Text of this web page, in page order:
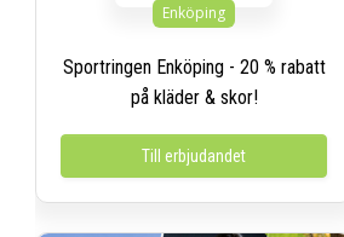
Enköping
Sportringen Enköping - 20 % rabatt
på kläder & skor!
Till erbjudandet